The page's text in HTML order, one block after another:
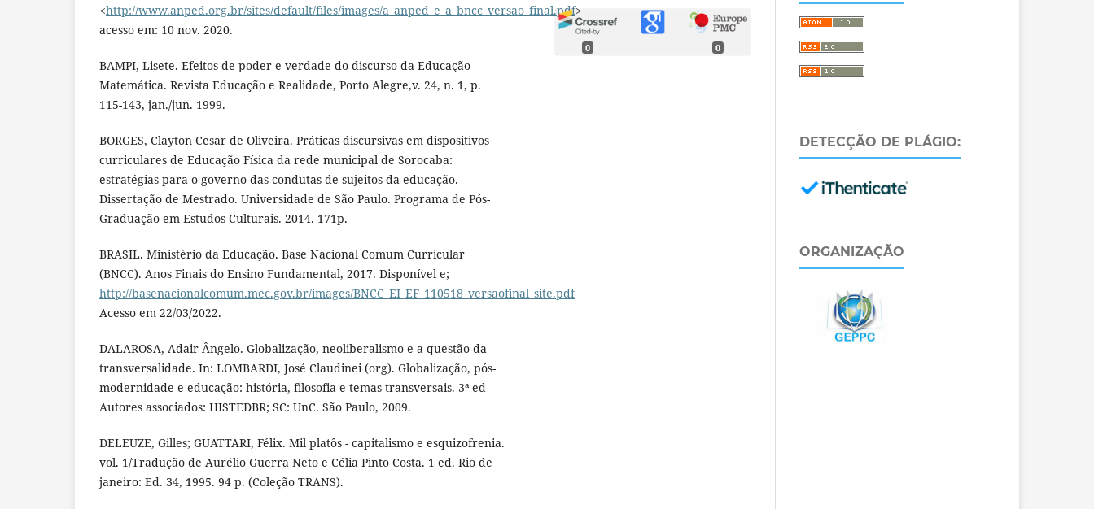
<http://www.anped.org.br/sites/default/files/images/a_anped_e_a_bncc_versao_final.pdf>
acesso em: 10 nov. 2020.
BAMPI, Lisete. Efeitos de poder e verdade do discurso da Educação
Matemática. Revista Educação e Realidade, Porto Alegre,v. 24, n. 1, p.
115-143, jan./jun. 1999.
BORGES, Clayton Cesar de Oliveira. Práticas discursivas em dispositivos
curriculares de Educação Física da rede municipal de Sorocaba:
estratégias para o governo das condutas de sujeitos da educação.
Dissertação de Mestrado. Universidade de São Paulo. Programa de Pós-
Graduação em Estudos Culturais. 2014. 171p.
BRASIL. Ministério da Educação. Base Nacional Comum Curricular
(BNCC). Anos Finais do Ensino Fundamental, 2017. Disponível e;
http://basenacionalcomum.mec.gov.br/images/BNCC_EI_EF_110518_versaofinal_site.pdf
Acesso em 22/03/2022.
DALAROSA, Adair Ângelo. Globalização, neoliberalismo e a questão da
transversalidade. In: LOMBARDI, José Claudinei (org). Globalização, pós-
modernidade e educação: história, filosofia e temas transversais. 3ª ed
Autores associados: HISTEDBR; SC: UnC. São Paulo, 2009.
DELEUZE, Gilles; GUATTARI, Félix. Mil platôs - capitalismo e esquizofrenia.
vol. 1/Tradução de Aurélio Guerra Neto e Célia Pinto Costa. 1 ed. Rio de
janeiro: Ed. 34, 1995. 94 p. (Coleção TRANS).
0 0
DETECÇÃO DE PLÁGIO:
ORGANIZAÇÃO